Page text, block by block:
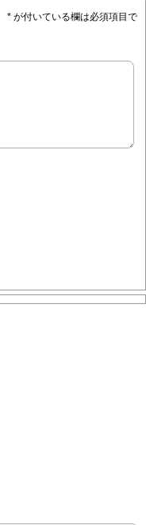
* が付いている欄は必須項目で